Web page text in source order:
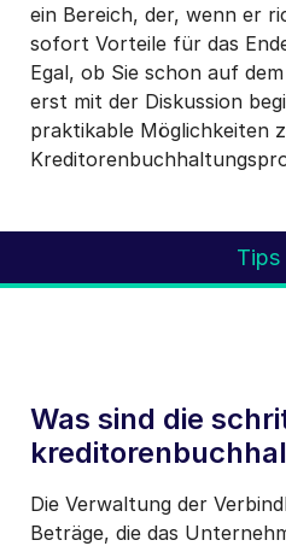
ein Bereich, der, wenn er
sofort Vorteile für das
Egal, ob Sie schon auf
erst mit der Diskussion
praktikable Möglichkeiten
Tips
Was sind die
Die Verwaltung der
Beträge, die das